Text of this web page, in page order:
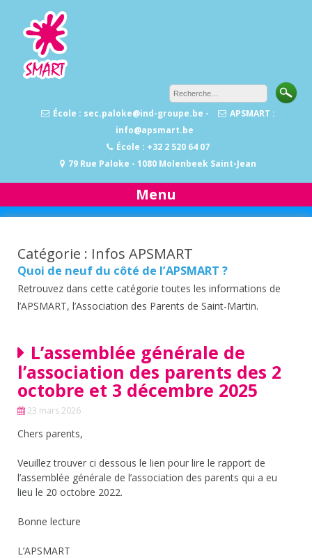
contenu
École : sec.paloke@ind-groupe.be -
APSMART :
info@apsmart.be
École : +32 2 520 64 07
79 Rue Paloke - 1080 Molenbeek Saint-Jean
Menu
Catégorie : Infos APSMART
Quoi de neuf du côté de l’APSMART ?
Retrouvez dans cette catégorie toutes les informations de
l’APSMART, l’Association des Parents de Saint-Martin.
L’assemblée générale de
l’association des parents des 2
octobre et 3 décembre 2025
23 mars 2026
Chers parents,
Veuillez trouver ci dessous le lien pour lire le rapport de
l’assemblée générale de l’association des parents qui a eu
lieu le 20 octobre 2022.
Bonne lecture
L’APSMART